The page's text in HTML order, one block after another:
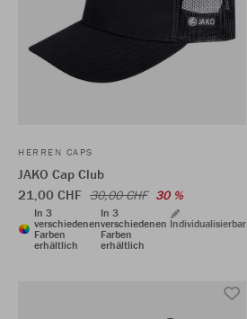
HERREN CAPS
JAKO Cap Club
21,00 CHF 30,00 CHF 30 %
In 3
verschiedenen
Farben
erhältlich
In 3
verschiedenen
Farben
erhältlich
Individualisierbar